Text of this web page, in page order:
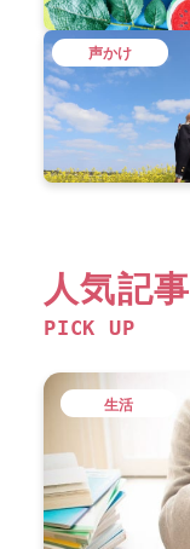
声かけ
人気記事
PICK UP
生活